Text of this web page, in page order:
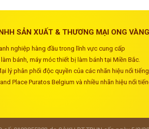
SẢN XUẤT & THƯƠNG MẠI ONG VÀNG
nghiệp hàng đầu trong lĩnh vực cung cấp
bánh, máy móc thiết bị làm bánh tại Miền Bắc.
lý phân phối độc quyền của các nhãn hiệu nổi
Place Puratos Belgium và nhiều nhãn hiệu nổi